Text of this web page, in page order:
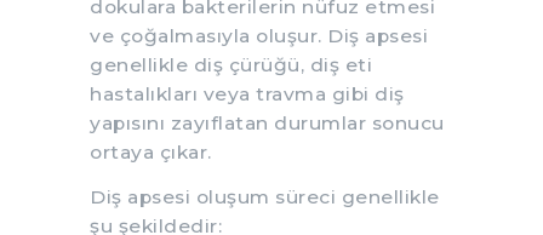
dokulara bakterilerin nüfuz etmesi
ve çoğalmasıyla oluşur. Diş apsesi
genellikle diş çürüğü, diş eti
hastalıkları veya travma gibi diş
yapısını zayıflatan durumlar sonucu
ortaya çıkar.
Diş apsesi oluşum süreci genellikle
şu şekildedir: